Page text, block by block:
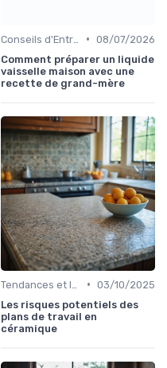
• 08/07/2026
Comment préparer un liquide
vaisselle maison avec une
recette de grand-mère
• 03/10/2025
Les risques potentiels des
plans de travail en
céramique